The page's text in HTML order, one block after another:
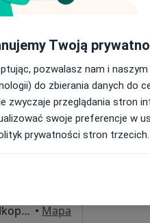
•Mapa
od 400 zł
Kurpik
Mostowa 12, piętro 1, Gorzów Wielkopolski • Mapa
Dziś
7 Sie
Twoją
pozwalasz nam i
do zbierania danych do
zwyczaje przeglądania stron
swoje preferencje w
prywatności stron